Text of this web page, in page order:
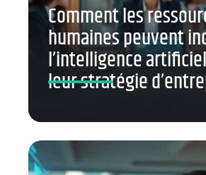
Comment les
humaines peuvent
l’intelligence
leur stratégie